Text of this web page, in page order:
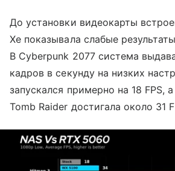
До установки видеокарты
Xe показывала слабые
В Cyberpunk 2077 система
кадров в секунду на низких
запускался примерно на 18 FPS,
Tomb Raider достигала около 31